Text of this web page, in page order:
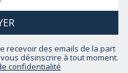
recevoir des emails de la part
désinscrire à tout moment.
confidentialité